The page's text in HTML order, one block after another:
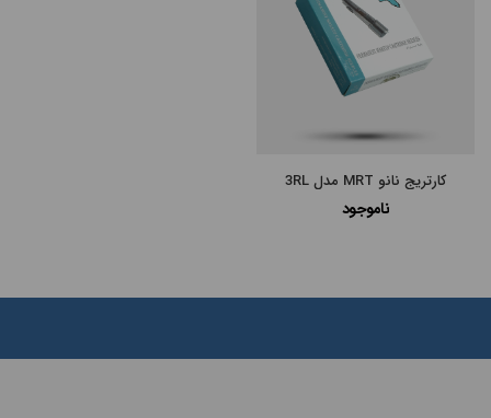
اساس
×
جدیدترین
کارتریج نانو MRT مدل 3RL
ناموجود